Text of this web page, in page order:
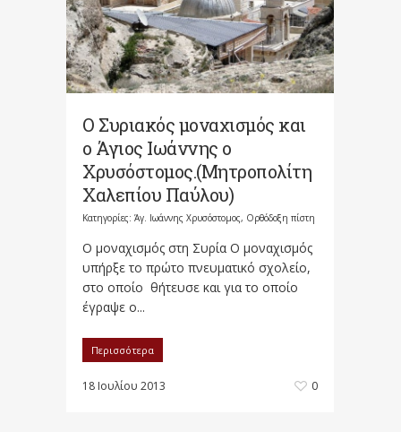
Ο Συριακός μοναχισμός και
ο Άγιος Ιωάννης ο
Χρυσόστομο​ς.(Μητροπο​λίτη
Χαλεπίου Παύλου)
Κατηγορίες: Άγ. Ιωάννης Χρυσόστομος, Ορθόδοξη πίστη
Ο μοναχισμός στη Συρία Ο μοναχισμός
υπήρξε το πρώτο πνευματικό σχολείο,
στο οποίο θήτευσε και για το οποίο
έγραψε ο...
Περισσότερα
18 Ιουλίου 2013 0